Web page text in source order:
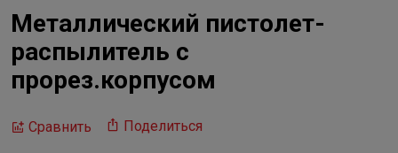
Металлический пистолет-
распылитель с
прорез.корпусом
Сравнить Поделиться